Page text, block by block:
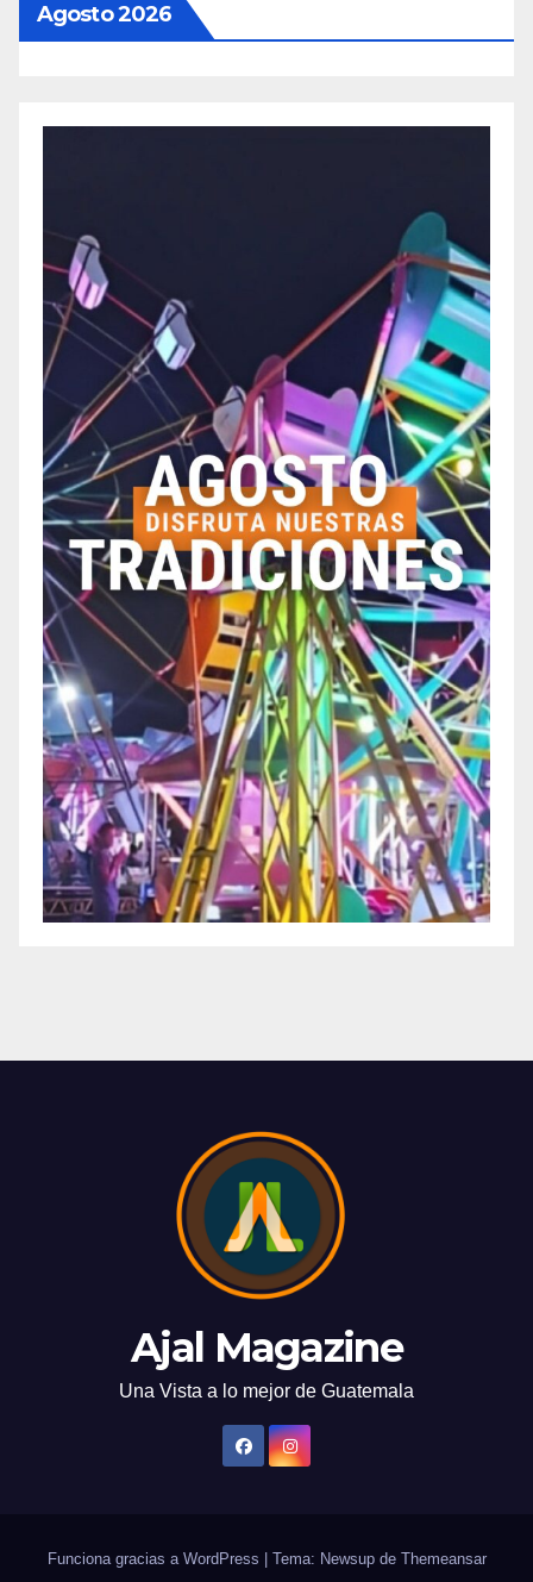
Agosto 2026
Ajal Magazine
Una Vista a lo mejor de Guatemala
Funciona gracias a WordPress Tema: Newsup de Themeansar